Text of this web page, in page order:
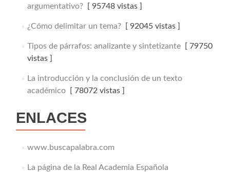
argumentativo?[ 95748 vistas ]
¿Cómo delimitar un tema?[ 92045 vistas ]
Tipos de párrafos: analizante y sintetizante[ 79750
vistas ]
La introducción y la conclusión de un texto
académico[ 78072 vistas ]
ENLACES
www.buscapalabra.com
La página de la Real Academia Española